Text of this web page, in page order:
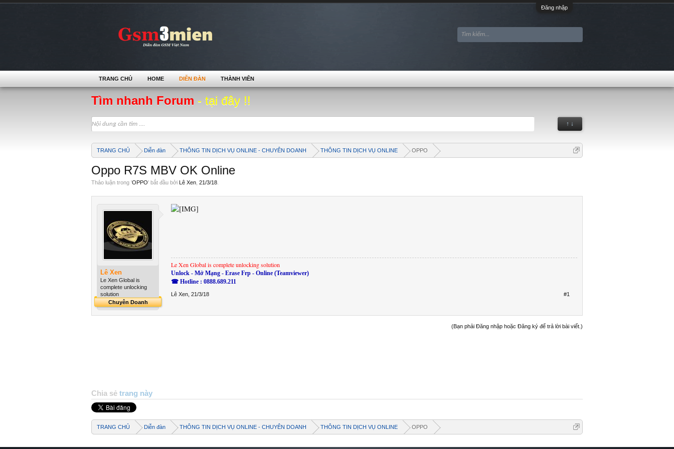
Đăng nhập
Tìm nhanh Forum - tại đây !!
↑ ↓
TRANG CHỦ Diễn đàn THÔNG TIN DỊCH VỤ ONLINE - CHUYÊN DOANH THÔNG TIN DỊCH VỤ ONLINE OPPO
Oppo R7S MBV OK Online
Thảo luận trong 'OPPO' bắt đầu bởi Lê Xen 21/3/18
Lê Xen
Le Xen Global is
complete unlocking
solution
Chuyên Doanh
Le Xen Global is complete unlocking solution
Unlock - Mở Mạng - Erase Frp - Online (Teamviewer)
☎ Hotline : 0888.689.211
Lê Xen 21/3/18 #1
(Bạn phải Đăng nhập hoặc Đăng ký để trả lời bài viết.)
Chia sẻ trang này
TRANG CHỦ Diễn đàn THÔNG TIN DỊCH VỤ ONLINE - CHUYÊN DOANH THÔNG TIN DỊCH VỤ ONLINE OPPO
TRANG CHỦ HOME DIỄN ĐÀN THÀNH VIÊN